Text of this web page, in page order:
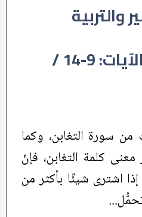
والتربية
سورة التغابن، الآيات: 9-14 /
سورة التغابن، وكما
كلمة التغابن، فإنّ
اشترى شيئًا بأكثر من